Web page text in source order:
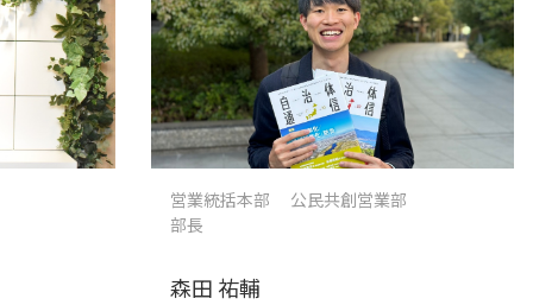
営業統括本部 公民共創営業部
部長
森田 祐輔